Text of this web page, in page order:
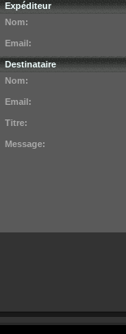
Nom:
Email:
Nom:
Email:
Titre:
Message: